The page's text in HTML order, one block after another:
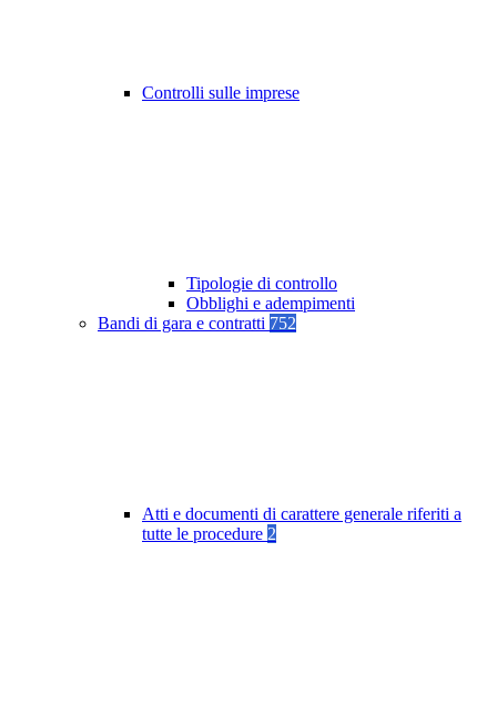
Controlli sulle imprese
Tipologie di controllo
Obblighi e adempimenti
Bandi di gara e contratti 752
Atti e documenti di carattere generale riferiti a
tutte le procedure 2